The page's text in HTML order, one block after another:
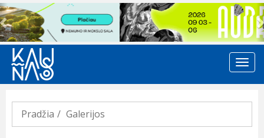
Previous
Pradžia Galerijos